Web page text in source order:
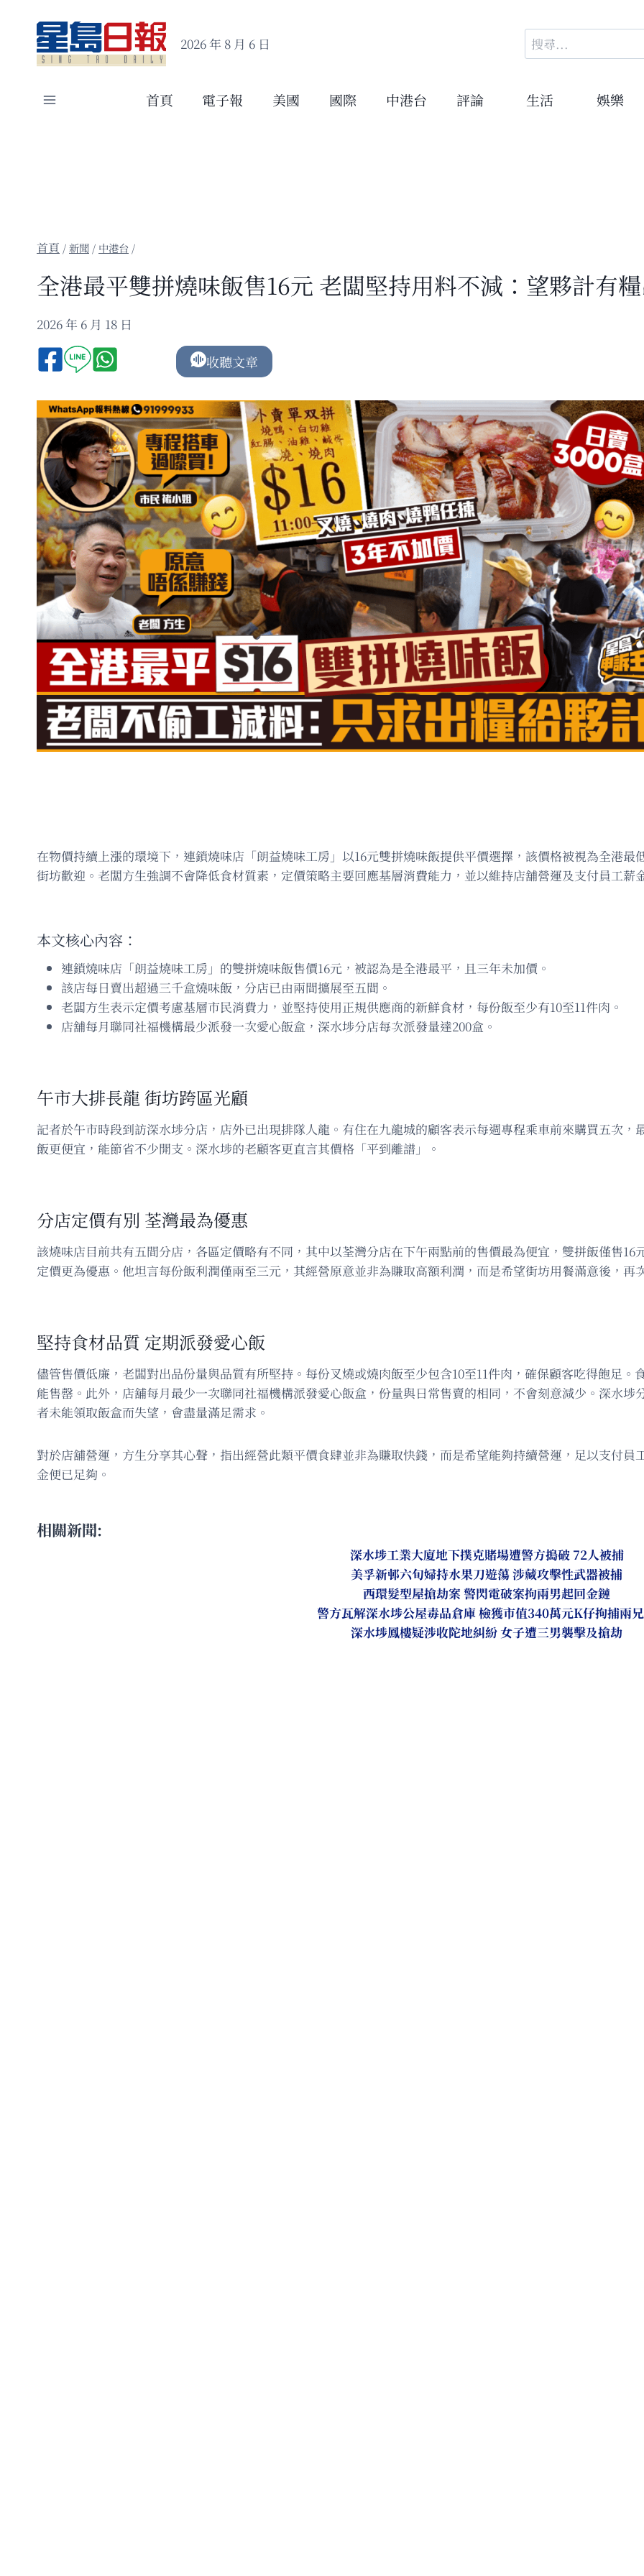
content
2026 年 8 月 6 日
搜
尋
鍵
首頁 電子報 美國 國際 中港台 評論 生活 娛樂
/新聞 / 中港台 /
全港最平雙拼燒味飯售16元 老闆堅持用料不減：望夥計有
2026 年 6 月 18 日
收聽文章
在物價持續上漲的環境下，連鎖燒味店「朗益燒味工房」以16元雙拼燒味飯提供平價選擇，該價格被視為全港
街坊歡迎。老闆方生強調不會降低食材質素，定價策略主要回應基層消費能力，並以維持店舖營運及支付員工薪
本文核心內容：
連鎖燒味店「朗益燒味工房」的雙拼燒味飯售價16元，被認為是全港最平，且三年未加價。
該店每日賣出超過三千盒燒味飯，分店已由兩間擴展至五間。
老闆方生表示定價考慮基層市民消費力，並堅持使用正規供應商的新鮮食材，每份飯至少有10至11件肉。
店舖每月聯同社福機構最少派發一次愛心飯盒，深水埗分店每次派發量達200盒。
午市大排長龍 街坊跨區光顧
記者於午市時段到訪深水埗分店，店外已出現排隊人龍。有住在九龍城的顧客表示每週專程乘車前來購買五次
飯更便宜，能節省不少開支。深水埗的老顧客更直言其價格「平到離譜」。
分店定價有別 荃灣最為優惠
該燒味店目前共有五間分店，各區定價略有不同，其中以荃灣分店在下午兩點前的售價最為便宜，雙拼飯僅售
定價更為優惠。他坦言每份飯利潤僅兩至三元，其經營原意並非為賺取高額利潤，而是希望街坊用餐滿意後，
堅持食材品質 定期派發愛心飯
儘管售價低廉，老闆對出品份量與品質有所堅持。每份叉燒或燒肉飯至少包含10至11件肉，確保顧客吃得飽足
能售罄。此外，店舖每月最少一次聯同社福機構派發愛心飯盒，份量與日常售賣的相同，不會刻意減少。深水
者未能領取飯盒而失望，會盡量滿足需求。
對於店舖營運，方生分享其心聲，指出經營此類平價食肆並非為賺取快錢，而是希望能夠持續營運，足以支付
金便已足夠。
相關新聞:
深水埗工業大廈地下撲克賭場遭警方搗破 72人被捕
美孚新邨六旬婦持水果刀遊蕩 涉藏攻擊性武器被捕
西環髮型屋搶劫案 警閃電破案拘兩男起回金鏈
警方瓦解深水埗公屋毒品倉庫 檢獲市值340萬元K仔拘捕兩
深水埗鳳樓疑涉收陀地糾紛 女子遭三男襲擊及搶劫